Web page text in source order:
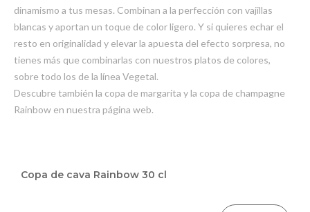
dinamismo a tus mesas. Combinan a la perfección con vajillas
blancas y aportan un toque de color ligero. Y si quieres echar el
resto en originalidad y elevar la apuesta del efecto sorpresa, no
tienes más que combinarlas con nuestros platos de colores,
sobre todo los de la línea Vegetal.
Descubre también la copa de margarita y la copa de champagne
Rainbow en nuestra página web.
deCopa de cava Rainbow 30 cl